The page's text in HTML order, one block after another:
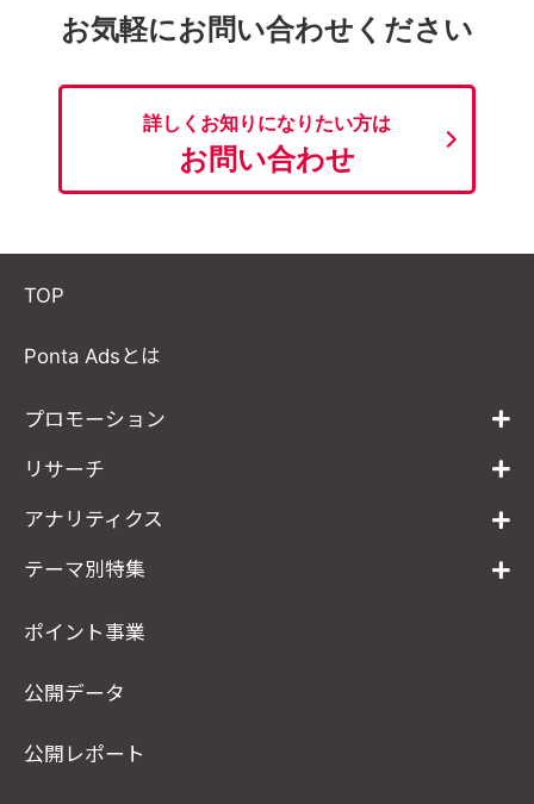
お気軽にお問い合わせください
詳しくお知りになりたい方は
お問い合わせ
TOP
Ponta Adsとは
プロモーション
リサーチ
アナリティクス
テーマ別特集
ポイント事業
公開データ
公開レポート